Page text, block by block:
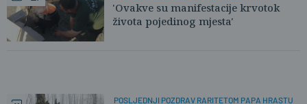
'Ovakve su manifestacije krvotok
života pojedinog mjesta'
POSLJEDNJI POZDRAV RARITETOM PAPA HRASTU